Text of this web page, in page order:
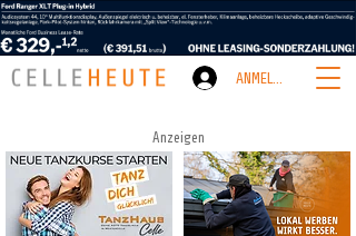
ANMELDEN
Anzeigen